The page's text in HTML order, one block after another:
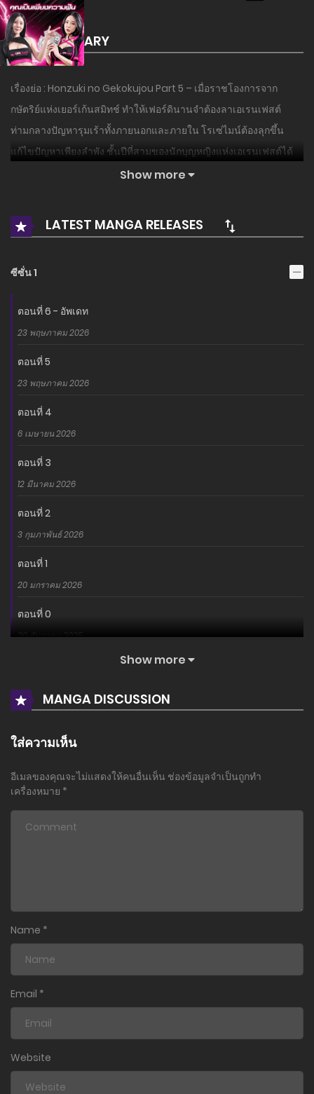
SUMMARY
เรื่องย่อ : Honzuki no Gekokujou Part 5 – เมื่อราชโองการจาก
กษัตริย์แห่งเยอร์เก้นสมิทช์ ทำให้เฟอร์ดินานจำต้องลาเอเรนเฟสต์
ท่ามกลางปัญหารุมเร้าทั้งภายนอกและภายใน โรเซ่ไมน์ต้องลุกขึ้น
แก้ไขปัญหาเพียงลำพัง ชั้นปีที่สามของนักบุญหญิงแห่งเอเรนเฟสต์ได้
Show more
LATEST MANGA RELEASES
ซีซั่น 1
ตอนที่ 6 - อัพเดท
23 พฤษภาคม 2026
ตอนที่ 5
23 พฤษภาคม 2026
ตอนที่ 4
6 เมษายน 2026
ตอนที่ 3
12 มีนาคม 2026
ตอนที่ 2
3 กุมภาพันธ์ 2026
ตอนที่ 1
20 มกราคม 2026
ตอนที่ 0
30 ธันวาคม 2025
Show more
MANGA DISCUSSION
ใส่ความเห็น
อีเมลของคุณจะไม่แสดงให้คนอื่นเห็น ช่องข้อมูลจำเป็นถูกทำ
เครื่องหมาย *
Name *
Email *
Website